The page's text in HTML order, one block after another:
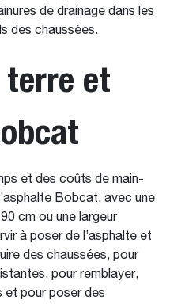
de drainage dans les
des chaussées.
terre et
et des coûts de main-
Bobcat, avec une
cm ou une largeur
à poser de l’asphalte et
des chaussées, pour
pour remblayer,
et pour poser des